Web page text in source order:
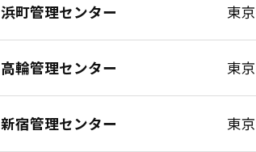
浜町管理センター 東
高輪管理センター 東
新宿管理センター 東